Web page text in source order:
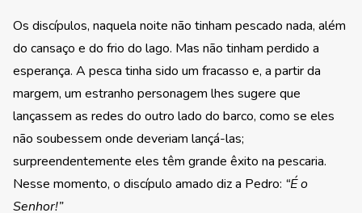
Os discípulos, naquela noite não tinham pescado nada, além
do cansaço e do frio do lago. Mas não tinham perdido a
esperança. A pesca tinha sido um fracasso e, a partir da
margem, um estranho personagem lhes sugere que
lançassem as redes do outro lado do barco, como se eles
não soubessem onde deveriam lançá-las;
surpreendentemente eles têm grande êxito na pescaria.
Nesse momento, o discípulo amado diz a Pedro: “É o
Senhor!”